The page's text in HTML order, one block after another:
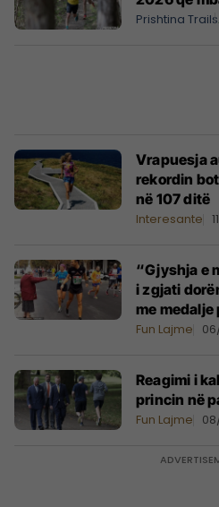
Prishtina Trails
Vrapuesja
rekordin
në 107 ditë
Interesante
“Gjyshja e
i zgjati
me
Fun Lajme
Reagimi i
princin në
Fun Lajme